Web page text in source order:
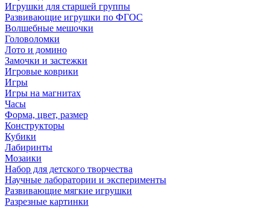
Игрушки для старшей группы
Развивающие игрушки по ФГОС
Волшебные мешочки
Головоломки
Лото и домино
Замочки и застежки
Игровые коврики
Игры
Игры на магнитах
Часы
Форма, цвет, размер
Конструкторы
Кубики
Лабиринты
Мозаики
Набор для детского творчества
Научные лаборатории и эксперименты
Развивающие мягкие игрушки
Разрезные картинки